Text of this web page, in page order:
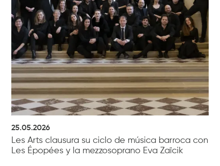
25.05.2026
Les Arts clausura su ciclo de música barroca con
Les Épopées y la mezzosoprano Eva Zaïcik